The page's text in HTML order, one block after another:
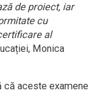
de proiect, iar
cu
al
Monica
că aceste examene